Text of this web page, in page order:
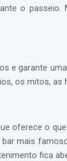
o
e garante
os mitos,
oferece o
mais
fica